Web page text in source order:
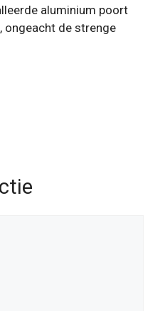
aluminium poort
ongeacht de strenge